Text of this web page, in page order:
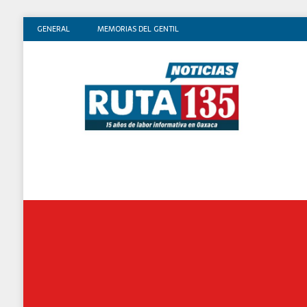
GENERAL MEMORIAS DEL GENTIL